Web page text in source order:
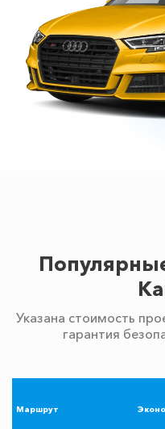
Указана стоимость
гарантия
Маршрут